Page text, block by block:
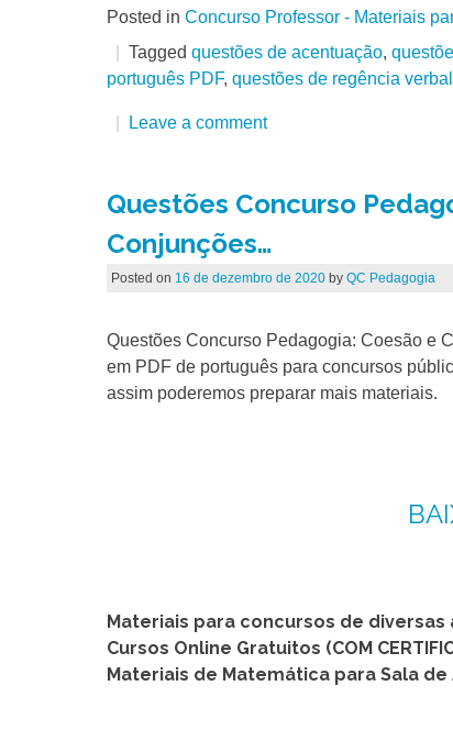
Posted in Concurso Professor - Materiais
Tagged questões de acentuação,
português PDF, questões de regência verbal
Leave a comment
Questões Concurso
Conjunções…
Posted on 16 de dezembro de 2020by QC Pedagogia
Questões Concurso Pedagogia: Coesão e
em PDF de português para concursos
assim poderemos preparar mais materiais.
Materiais para concursos de
Cursos Online Gratuitos (COM
Materiais de Matemática para Sala de